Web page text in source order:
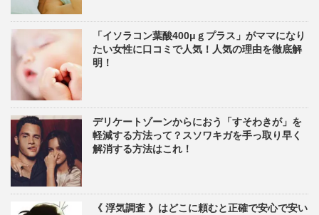
「イソラコン葉酸400μｇプラス」がママになり
たい女性に口コミで人気！人気の理由を徹底解
明！
デリケートゾーンからにおう「すそわきが」を
軽減する方法って？スソワキガを手っ取り早く
解消する方法はこれ！
《 浮気調査 》はどこに頼むと正確で安心で安い